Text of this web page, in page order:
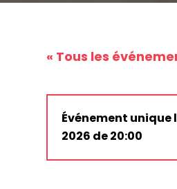
« Tous les
Événement unique
2026 de 20:00